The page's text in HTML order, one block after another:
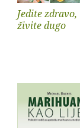
Jedite zdravo,
živite dugo